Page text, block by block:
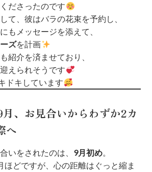
ださったのです
て、彼はバラの花束を予約し、
もメッセージを添えて、
ズを計画
紹介を済ませており、
えられそうです
ドキしています
、お見合いからわずか2カ
へ
いをされたのは、 9月初め。
ほどですが、心の距離はぐっと縮ま